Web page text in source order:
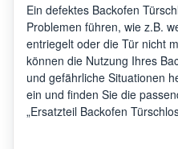
Ein defektes Backofen
Problemen führen, wie z.B.
entriegelt oder die Tür nicht
können die Nutzung Ihres
und gefährliche Situationen
ein und finden Sie die
„Ersatzteil Backofen